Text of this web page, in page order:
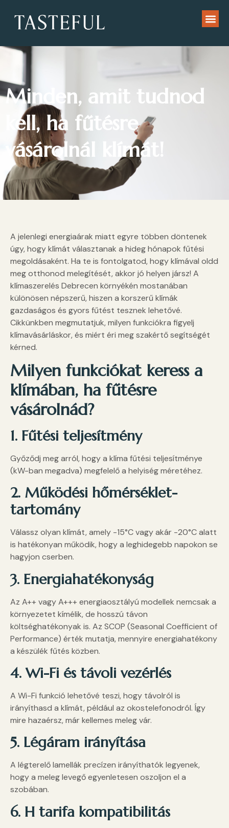
Minden, amit tudnod
kell, ha fűtésre
vásárolnál klímát!
A jelenlegi energiaárak miatt egyre többen döntenek
úgy, hogy klímát választanak a hideg hónapok fűtési
megoldásaként. Ha te is fontolgatod, hogy klímával oldd
meg otthonod melegítését, akkor jó helyen jársz! A
klímaszerelés Debrecen környékén mostanában
különösen népszerű, hiszen a korszerű klímák
gazdaságos és gyors fűtést tesznek lehetővé.
Cikkünkben megmutatjuk, milyen funkciókra figyelj
klímavásárláskor, és miért éri meg szakértő segítségét
kérned.
Milyen funkciókat keress a
klímában, ha fűtésre
vásárolnád?
1. Fűtési teljesítmény
Győződj meg arról, hogy a klíma fűtési teljesítménye
(kW-ban megadva) megfelelő a helyiség méretéhez.
2. Működési hőmérséklet-
tartomány
Válassz olyan klímát, amely -15°C vagy akár -20°C alatt
is hatékonyan működik, hogy a leghidegebb napokon se
hagyjon cserben.
3. Energiahatékonyság
Az A++ vagy A+++ energiaosztályú modellek nemcsak a
környezetet kímélik, de hosszú távon
költséghatékonyak is. Az SCOP (Seasonal Coefficient of
Performance) érték mutatja, mennyire energiahatékony
a készülék fűtés közben.
4. Wi-Fi és távoli vezérlés
A Wi-Fi funkció lehetővé teszi, hogy távolról is
irányíthasd a klímát, például az okostelefonodról. Így
mire hazaérsz, már kellemes meleg vár.
5. Légáram irányítása
A légterelő lamellák precízen irányíthatók legyenek,
hogy a meleg levegő egyenletesen oszoljon el a
szobában.
6. H tarifa kompatibilitás